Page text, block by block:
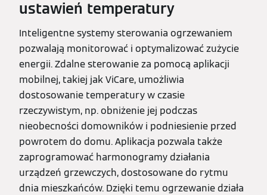
ustawień temperatury
Inteligentne systemy sterowania ogrzewaniem
pozwalają monitorować i optymalizować zużycie
energii. Zdalne sterowanie za pomocą aplikacji
mobilnej, takiej jak ViCare, umożliwia
dostosowanie temperatury w czasie
rzeczywistym, np. obniżenie jej podczas
nieobecności domowników i podniesienie przed
powrotem do domu. Aplikacja pozwala także
zaprogramować harmonogramy działania
urządzeń grzewczych, dostosowane do rytmu
dnia mieszkańców. Dzięki temu ogrzewanie działa